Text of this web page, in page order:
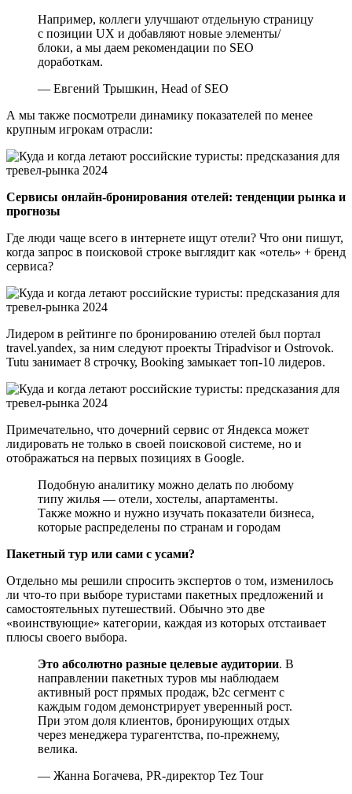
Например, коллеги улучшают отдельную страницу
с позиции UX и добавляют новые элементы/
блоки, а мы даем рекомендации по SEO
доработкам.
— Евгений Трышкин, Head of SEO
А мы также посмотрели динамику показателей по менее
крупным игрокам отрасли:
Сервисы онлайн-бронирования отелей: тенденции рынка и
прогнозы
Где люди чаще всего в интернете ищут отели? Что они пишут,
когда запрос в поисковой строке выглядит как «отель» + бренд
сервиса?
Лидером в рейтинге по бронированию отелей был портал
travel.yandex, за ним следуют проекты Tripadvisor и Ostrovok.
Tutu занимает 8 строчку, Booking замыкает топ-10 лидеров.
Примечательно, что дочерний сервис от Яндекса может
лидировать не только в своей поисковой системе, но и
отображаться на первых позициях в Google.
Подобную аналитику можно делать по любому
типу жилья — отели, хостелы, апартаменты.
Также можно и нужно изучать показатели бизнеса,
которые распределены по странам и городам
Пакетный тур или сами с усами?
Отдельно мы решили спросить экспертов о том, изменилось
ли что-то при выборе туристами пакетных предложений и
самостоятельных путешествий. Обычно это две
«воинствующие» категории, каждая из которых отстаивает
плюсы своего выбора.
Это абсолютно разные целевые аудитории. В
направлении пакетных туров мы наблюдаем
активный рост прямых продаж, b2c сегмент с
каждым годом демонстрирует уверенный рост.
При этом доля клиентов, бронирующих отдых
через менеджера турагентства, по-прежнему,
велика.
— Жанна Богачева, PR-директор Tez Tour